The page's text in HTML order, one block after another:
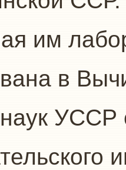
им
в
УССР